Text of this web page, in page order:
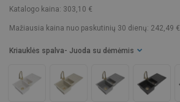
Katalogo kaina: 303,10 €
Mažiausia kaina nuo paskutinių 30 dienų: 242,49 €
Kriauklės spalva - Juoda su dėmėmis